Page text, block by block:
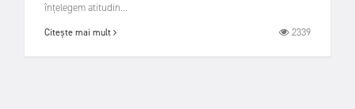
înțelegem atitudin...
Citește mai mult 2339